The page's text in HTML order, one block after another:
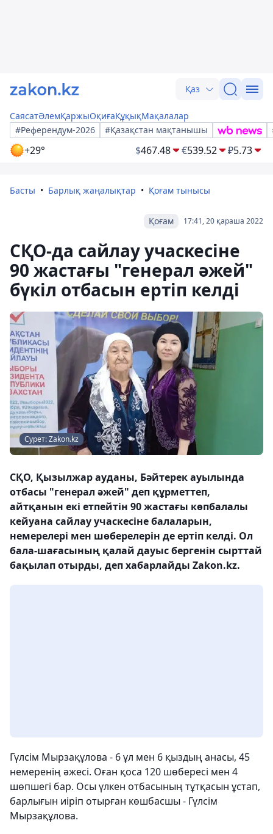
Қаз
СаясатӘлемҚаржыОқиғаҚұқықМақалалар
#Референдум-2026
#Қазақстан мақтанышы
+29° $467.48 €539.52 ₽5.73
Басты Барлық жаңалықтар Қоғам тынысы
17:41, 20 қараша 2022
Қоғам
СҚО-да сайлау учаскесіне
90 жастағы "генерал әжей"
бүкіл отбасын ертіп келді
Сурет: Zakon.kz
СҚО, Қызылжар ауданы, Бәйтерек ауылында
отбасы "генерал әжей" деп құрметтеп,
айтқанын екі етпейтін 90 жастағы көпбалалы
кейуана сайлау учаскесіне балаларын,
немерелері мен шөберелерін де ертіп келді. Ол
бала-шағасының қалай дауыс бергенін сырттай
бақылап отырды, деп хабарлайды Zakon.kz.
Гүлсім Мырзақұлова - 6 ұл мен 6 қыздың анасы, 45
немеренің әжесі. Оған қоса 120 шөбересі мен 4
шөпшегі бар. Осы үлкен отбасының тұтқасын ұстап,
барлығын иіріп отырған көшбасшы - Гүлсім
Мырзақұлова.